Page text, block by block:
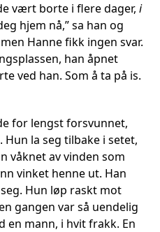
vært borte i flere dager, i
hjem nå,” sa han og
Hanne fikk ingen svar.
han åpnet
ved han. Som å ta på is.
for lengst forsvunnet,
la seg tilbake i setet,
våknet av vinden som
vinket henne ut. Han
Hun løp raskt mot
gangen var så uendelig
en mann, i hvit frakk. En